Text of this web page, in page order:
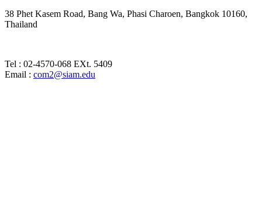
38 Phet Kasem Road, Bang Wa, Phasi Charoen, Bangkok 10160,
Thailand
Tel : 02-4570-068 EXt. 5409
Email : com2@siam.edu